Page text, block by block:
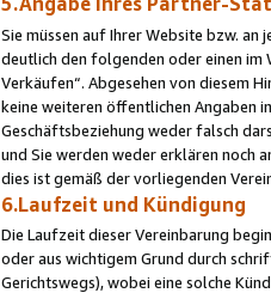
Sie müssen auf Ihrer Website bzw.
deutlich den folgenden oder einen im
Verkäufen“. Abgesehen von diesem
keine weiteren öffentlichen Angaben
Geschäftsbeziehung weder falsch
und Sie werden weder erklären noch
dies ist gemäß der vorliegenden
6.Laufzeit und Kündigung
Die Laufzeit dieser Vereinbarung
oder aus wichtigem Grund durch
Gerichtswegs), wobei eine solche